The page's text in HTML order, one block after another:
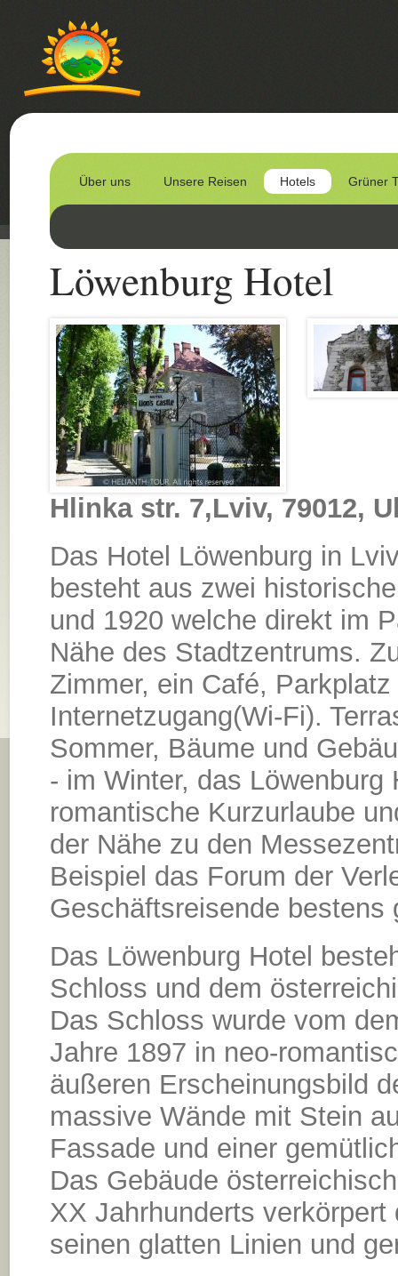
Über uns Unsere Reisen Hotels Grüner
Löwenburg Hotel
Hlinka str. 7,Lviv, 79012,
Das Hotel Löwenburg in
besteht aus zwei
und 1920 welche direkt im
Nähe des Stadtzentrums.
Zimmer, ein Café,
Internetzugang(Wi-Fi).
Sommer, Bäume und
- im Winter, das
romantische Kurzurlaube
der Nähe zu den
Beispiel das Forum der
Geschäftsreisende bestens
Das Löwenburg Hotel
Schloss und dem
Das Schloss wurde vom
Jahre 1897 in neo-
äußeren Erscheinungsbild
massive Wände mit Stein
Fassade und einer
Das Gebäude
ХХ Jahrhunderts
seinen glatten Linien und